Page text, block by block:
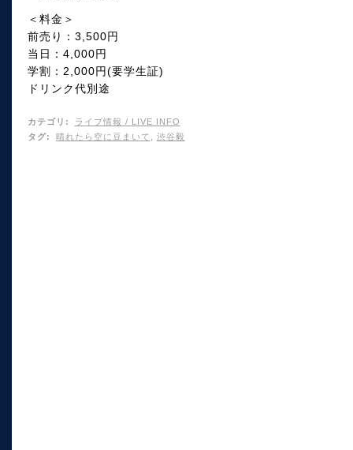
＜料金＞
前売り：3,500円
当日：4,000円
学割：2,000円(要学生証)
ドリンク代別途
カテゴリ :
ライブ情報 / LIVE INFO
タグ: 晴れたら空に豆まいて 渋谷毅